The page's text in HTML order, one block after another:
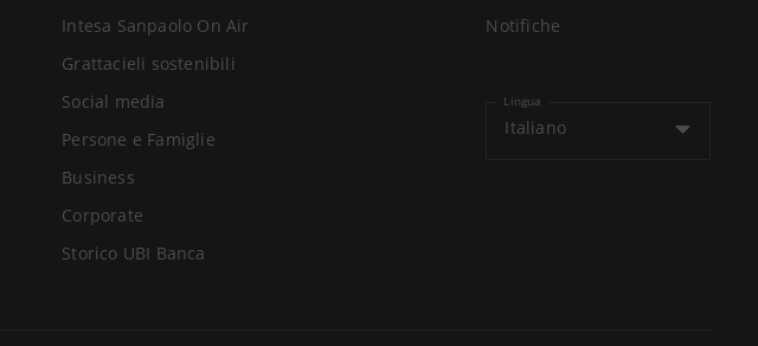
Intesa Sanpaolo On Air
Grattacieli sostenibili
Social media
Persone e Famiglie
Business
Corporate
Storico UBI Banca
Notifiche
Lingua
Italiano